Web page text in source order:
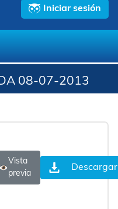
Iniciar sesión
08-07-2013
Vista
previa
Descargar